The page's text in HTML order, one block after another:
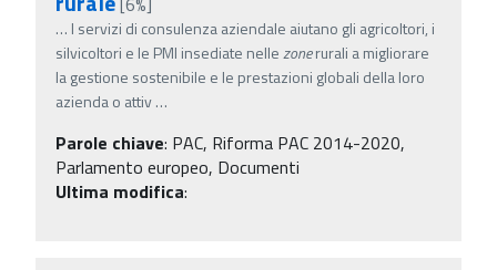
… I servizi di consulenza aziendale aiutano gli agricoltori, i
silvicoltori e le PMI insediate nellezonerurali a migliorare
la gestione sostenibile e le prestazioni globali della loro
azienda o attiv…
Parole chiave: PAC, Riforma PAC 2014-2020,
Parlamento europeo, Documenti
Ultima modifica: